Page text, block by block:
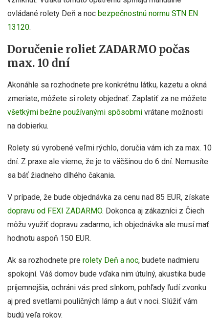
ovládané rolety Deň a noc bezpečnostnú normu STN EN
13120.
Doručenie roliet ZADARMO počas
max. 10 dní
Akonáhle sa rozhodnete pre konkrétnu látku, kazetu a okná
zmeriate, môžete si rolety objednať. Zaplatiť za ne môžete
všetkými bežne používanými spôsobmi vrátane možnosti
na dobierku.
Rolety sú vyrobené veľmi rýchlo, doručia vám ich za max. 10
dní. Z praxe ale vieme, že je to väčšinou do 6 dní. Nemusíte
sa báť žiadneho dlhého čakania.
V prípade, že bude objednávka za cenu nad 85 EUR, získate
dopravu od FEXI ZADARMO. Dokonca aj zákazníci z Čiech
môžu využiť dopravu zadarmo, ich objednávka ale musí mať
hodnotu aspoň 150 EUR.
Ak sa rozhodnete pre rolety Deň a noc, budete nadmieru
spokojní. Váš domov bude vďaka nim útulný, akustika bude
príjemnejšia, ochráni vás pred slnkom, pohľady ľudí zvonku
aj pred svetlami pouličných lámp a áut v noci. Slúžiť vám
budú veľa rokov.